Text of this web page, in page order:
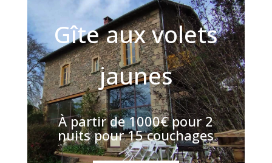
Gîte aux volets
jaunes
Àpartir de 1000€ pour 2
nuits pour 15 couchages